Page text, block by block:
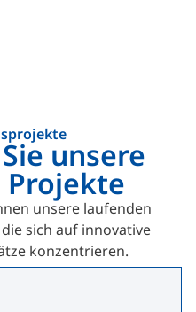
unsere
unsere laufenden
sich auf innovative
konzentrieren.